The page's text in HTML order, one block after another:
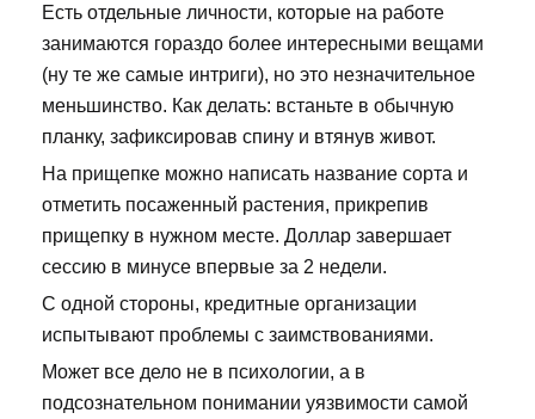
Есть отдельные личности, которые на работе
занимаются гораздо более интересными вещами
(ну те же самые интриги), но это незначительное
меньшинство. Как делать: встаньте в обычную
планку, зафиксировав спину и втянув живот.
На прищепке можно написать название сорта и
отметить посаженный растения, прикрепив
прищепку в нужном месте. Доллар завершает
сессию в минусе впервые за 2 недели.
С одной стороны, кредитные организации
испытывают проблемы с заимствованиями.
Может все дело не в психологии, а в
подсознательном понимании уязвимости самой